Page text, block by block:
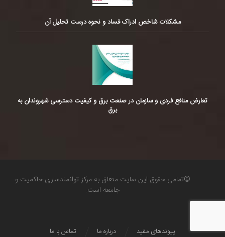
مشکلات شاخص ادراک فساد و نحوه درست تحلیل آن
تعارض منافع فردی و سازمان در صنعت برق و کیفیت دسترسی شهروندان به
برق
©تمامی حقوق این سایت متعلق به مرکز توانمندسازی حاکمیت و
جامعه است.
تماس با ما درباره ما پیوندهای مفید